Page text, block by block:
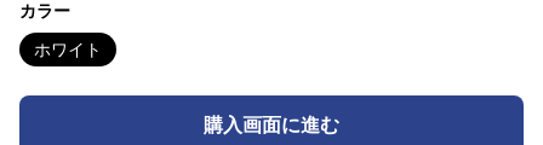
カラー
ホワイト
購入画面に進む